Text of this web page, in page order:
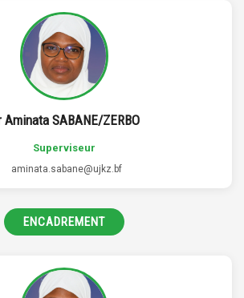
Aminata SABANE/ZERBO
Superviseur
aminata.sabane@ujkz.bf
ENCADREMENT